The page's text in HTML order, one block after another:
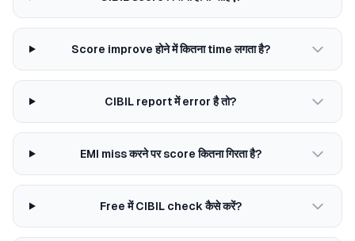
Score improve होने में कितना time लगता है?
CIBIL report में error है तो?
EMI miss करने पर score कितना गिरता है?
Free में CIBIL check कैसे करें?